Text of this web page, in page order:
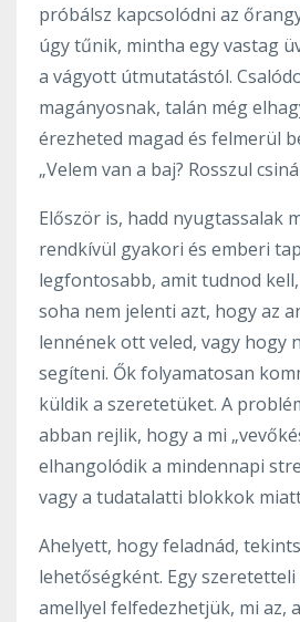
próbálsz kapcsolódni az
úgy tűnik, mintha egy vastag
a vágyott útmutatástól.
magányosnak, talán még
érezheted magad és felmerül
„Velem van a baj? Rosszul
Először is, hadd nyugtassalak
rendkívül gyakori és emberi
legfontosabb, amit tudnod
soha nem jelenti azt, hogy az
lennének ott veled, vagy hogy
segíteni. Ők folyamatosan
küldik a szeretetüket. A
abban rejlik, hogy a mi
elhangolódik a mindennapi
vagy a tudatalatti blokkok
Ahelyett, hogy feladnád,
lehetőségként. Egy
amellyel felfedezhetjük, mi az,